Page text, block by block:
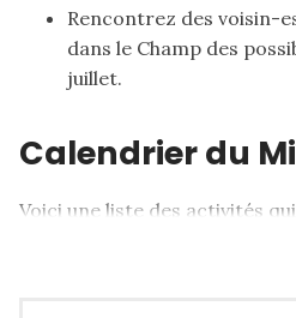
Rencontrez des voisin-
dans le Champ des
juillet.
Calendrier du
Voici une liste des activités